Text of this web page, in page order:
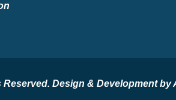
Design & Development by